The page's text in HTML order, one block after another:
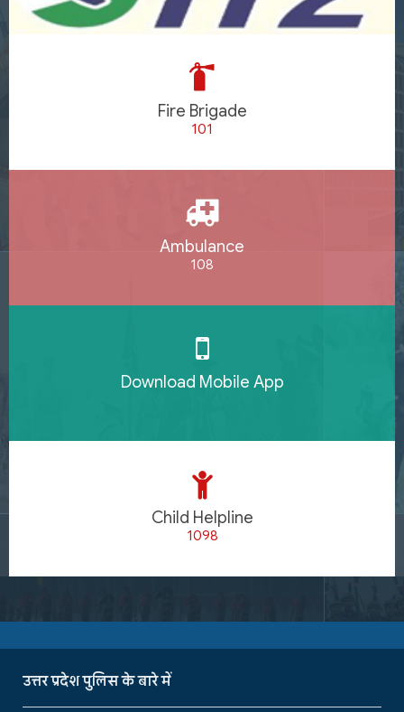
Fire Brigade
101
Ambulance
108
Download Mobile App
Child Helpline
1098
उत्तर प्रदेश पुलिस के बारे में